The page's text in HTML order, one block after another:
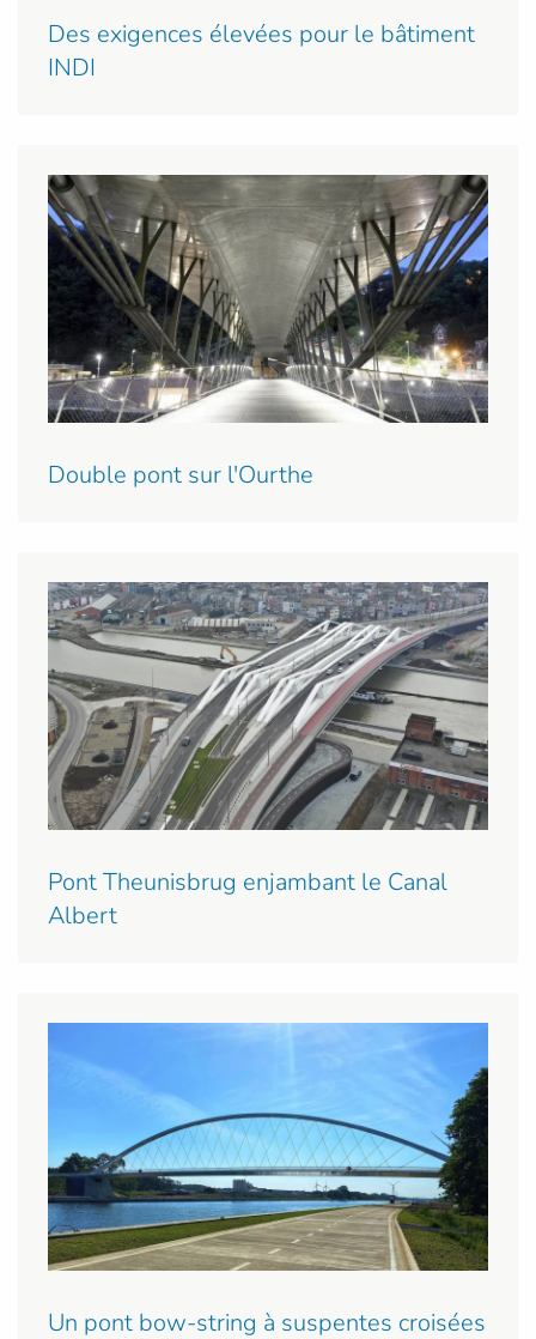
Des exigences élevées pour le bâtiment
INDI
Double pont sur l'Ourthe
Pont Theunisbrug enjambant le Canal
Albert
Un pont bow-string à suspentes croisées